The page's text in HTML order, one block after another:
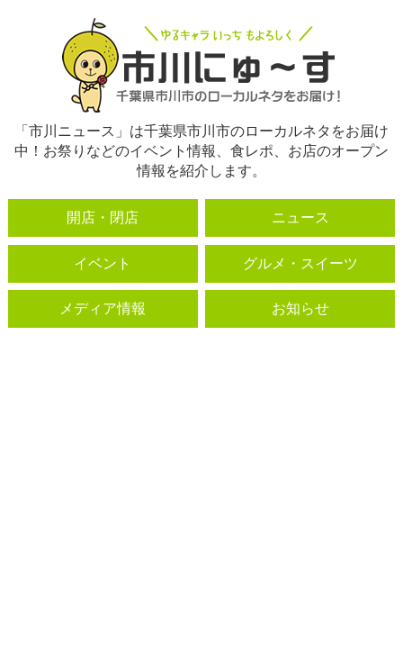
「市川ニュース」は千葉県市川市のローカルネタをお届け
中！お祭りなどのイベント情報、食レポ、お店のオープン
情報を紹介します。
開店・閉店 ニュース
イベント グルメ・スイーツ
メディア情報 お知らせ